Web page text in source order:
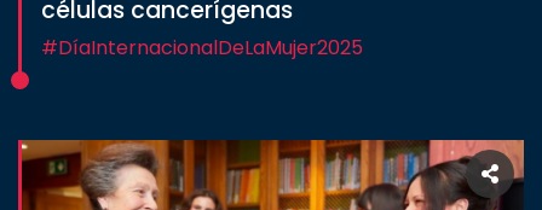
células cancerígenas
#DíaInternacionalDeLaMujer2025